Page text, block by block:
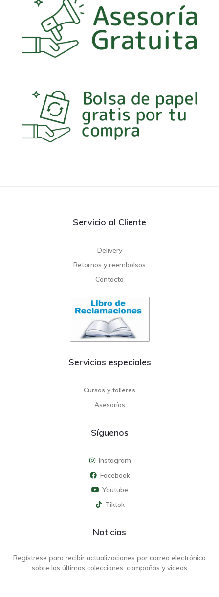
Servicio al Cliente
Delivery
Retornos y reembolsos
Contacto
Servicios especiales
Cursos y talleres
Asesorías
Síguenos
Instagram
Facebook
Youtube
Tiktok
Noticias
Regístrese para recibir actualizaciones por correo electrónico
sobre las últimas colecciones, campañas y videos